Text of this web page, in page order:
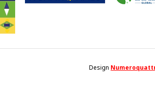
Design